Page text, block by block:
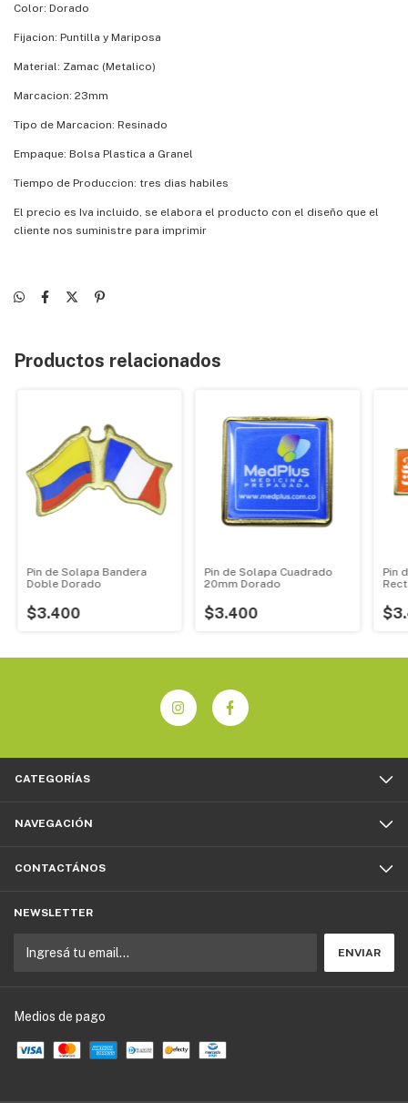
Color: Dorado
Fijacion: Puntilla y Mariposa
Material: Zamac (Metalico)
Marcacion: 23mm
Tipo de Marcacion: Resinado
Empaque: Bolsa Plastica a Granel
Tiempo de Produccion: tres dias habiles
El precio es Iva incluido, se elabora el producto con el diseño que el
cliente nos suministre para imprimir
Productos relacionados
Pin de Solapa Bandera
Doble Dorado
$3.400
Pin de Solapa Cuadrado
20mm Dorado
$3.400
Pin
CATEGORÍAS
NAVEGACIÓN
CONTACTÁNOS
NEWSLETTER
Medios de pago